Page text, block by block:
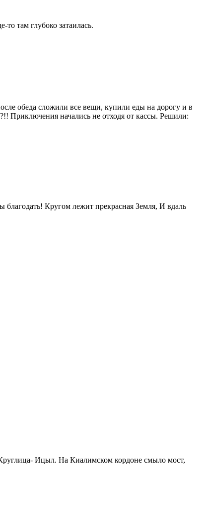
там глубоко затаилась.
обеда сложили все вещи, купили еды на дорогу и в
Приключения начались не отходя от кассы. Решили:
Кругом лежит прекрасная Земля, И вдаль
Ицыл. На Киалимском кордоне смыло мост,